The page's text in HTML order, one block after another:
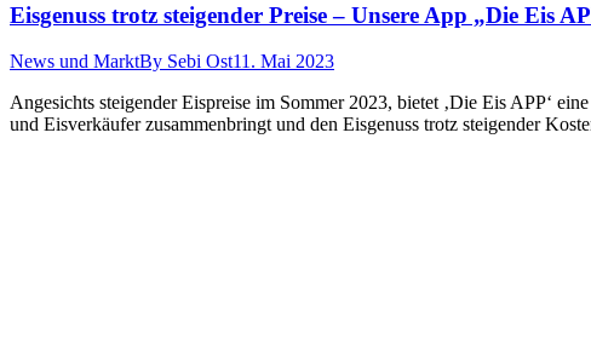
Eisgenuss trotz steigender Preise – Unsere App „Die Eis
News und MarktBy Sebi Ost11. Mai 2023
Angesichts steigender Eispreise im Sommer 2023, bietet ‚Die Eis APP‘
und Eisverkäufer zusammenbringt und den Eisgenuss trotz steigender